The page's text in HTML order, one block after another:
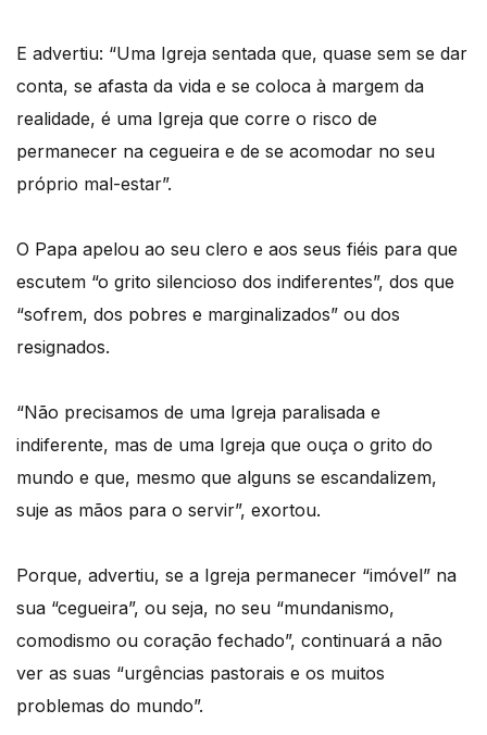
E advertiu: “Uma Igreja sentada que, quase sem se dar
conta, se afasta da vida e se coloca à margem da
realidade, é uma Igreja que corre o risco de
permanecer na cegueira e de se acomodar no seu
próprio mal-estar”.
O Papa apelou ao seu clero e aos seus fiéis para que
escutem “o grito silencioso dos indiferentes”, dos que
“sofrem, dos pobres e marginalizados” ou dos
resignados.
“Não precisamos de uma Igreja paralisada e
indiferente, mas de uma Igreja que ouça o grito do
mundo e que, mesmo que alguns se escandalizem,
suje as mãos para o servir”, exortou.
Porque, advertiu, se a Igreja permanecer “imóvel” na
sua “cegueira”, ou seja, no seu “mundanismo,
comodismo ou coração fechado”, continuará a não
ver as suas “urgências pastorais e os muitos
problemas do mundo”.